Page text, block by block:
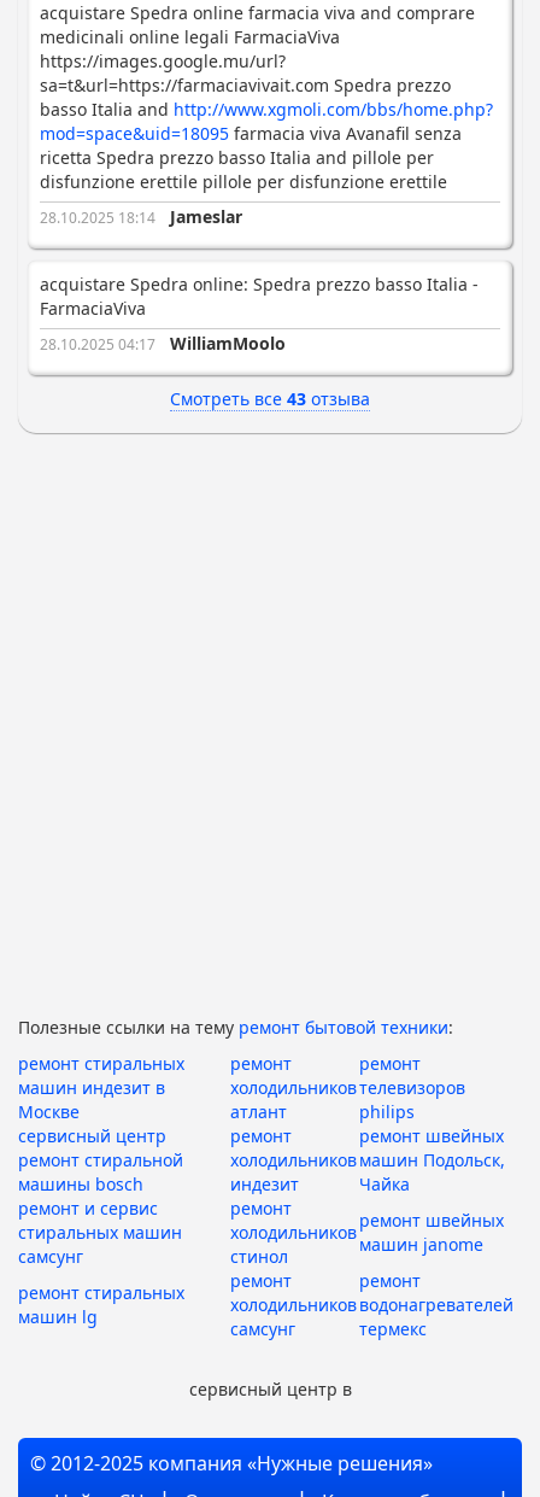
acquistare Spedra online farmacia viva and comprare
medicinali online legali FarmaciaViva
https://images.google.mu/url?
sa=t&url=https://farmaciavivait.com Spedra prezzo
basso Italia and http://www.xgmoli.com/bbs/home.php?
mod=space&uid=18095 farmacia viva Avanafil senza
ricetta Spedra prezzo basso Italia and pillole per
disfunzione erettile pillole per disfunzione erettile
28.10.2025 18:14 Jameslar
acquistare Spedra online: Spedra prezzo basso Italia -
FarmaciaViva
28.10.2025 04:17 WilliamMoolo
Смотреть все 43 отзыва
Полезные ссылки на тему ремонт бытовой техники:
ремонт стиральных
машин индезит в
Москве
ремонт
холодильников
атлант
ремонт
телевизоров
philips
сервисный центр
ремонт стиральной
машины bosch
ремонт
холодильников
индезит
ремонт швейных
машин Подольск,
Чайка
ремонт и сервис
стиральных машин
самсунг
ремонт
холодильников
стинол
ремонт швейных
машин janome
ремонт стиральных
машин lg
ремонт
холодильников
самсунг
ремонт
водонагревателей
термекс
сервисный центр в
© 2012-2025 компания «Нужные решения»